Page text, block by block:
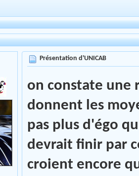
Présentation d'UNICAB
on constate une
donnent les
pas plus d'égo
devrait finir par
croient encore